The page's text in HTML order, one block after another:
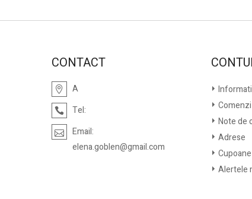
CONTACT
A
Tel:
Email:
elena.goblen@gmail.com
Comenzi
Note de
Adrese
Cupoane
Alertele